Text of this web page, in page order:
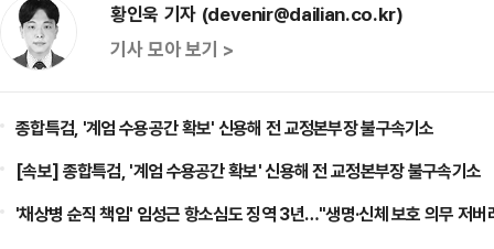
황인욱 기자 (devenir@dailian.co.kr)
기사 모아 보기 >
종합특검, '계엄 수용공간 확보' 신용해 전 교정본부장 불구속기소
[속보] 종합특검, '계엄 수용공간 확보' 신용해 전 교정본부장 불구속기소
'채상병 순직 책임' 임성근 항소심도 징역 3년…"생명·신체 보호 의무 저버